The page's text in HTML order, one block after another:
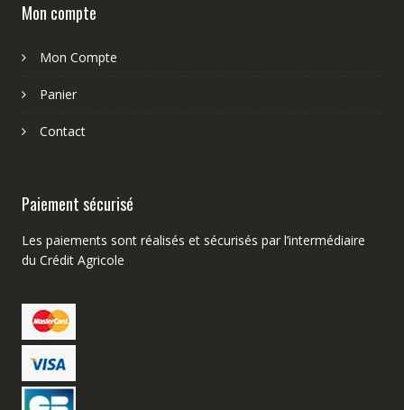
Mon compte
Mon Compte
Panier
Contact
Paiement sécurisé
Les paiements sont réalisés et sécurisés par l’intermédiaire
du Crédit Agricole